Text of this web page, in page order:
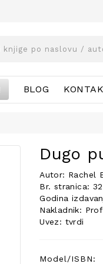
BLOG
Dugo
Autor: Rachel
Br. stranica: 32
Godina
Nakladnik:
Uvez: tvrdi
Model/ISBN: